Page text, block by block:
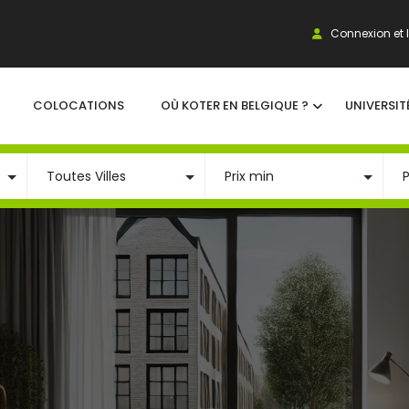
Connexion et
COLOCATIONS OÙ KOTER EN BELGIQUE ?